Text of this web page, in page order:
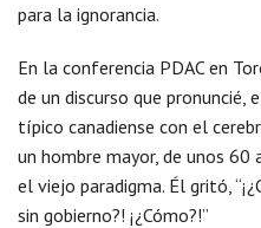
para la ignorancia.
En la conferencia PDAC en
de un discurso que pronuncié,
típico canadiense con el
un hombre mayor, de unos
el viejo paradigma. Él gritó,
sin gobierno?! ¡¿Cómo?!”